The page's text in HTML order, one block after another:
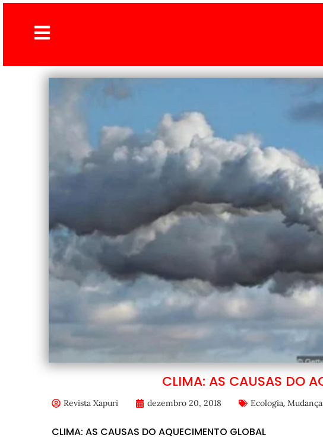
CLIMA: AS CAUSAS DO
Revista Xapuri dezembro 20, 2018 Ecologia,
CLIMA: AS CAUSAS DO AQUECIMENTO GLOBAL